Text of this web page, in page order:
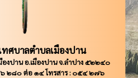
ทศบาลตำบลเมืองปาน
งปาน อ.เมืองปาน จ.ลำปาง ๕๒๒๔๐
๒๘๐ ต่อ ๑๔ โทรสาร : ๐๕๔ ๒๗๖